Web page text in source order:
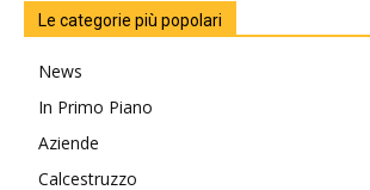
Le categorie più popolari
News
In Primo Piano
Aziende
Calcestruzzo